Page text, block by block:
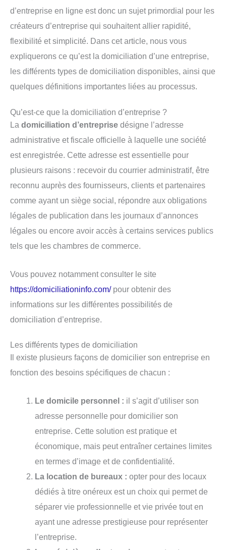
d’entreprise en ligne est donc un sujet primordial pour les
créateurs d’entreprise qui souhaitent allier rapidité,
flexibilité et simplicité. Dans cet article, nous vous
expliquerons ce qu’est la domiciliation d’une entreprise,
les différents types de domiciliation disponibles, ainsi que
quelques définitions importantes liées au processus.
Qu’est-ce que la domiciliation d’entreprise ?
La domiciliation d’entreprise désigne l’adresse
administrative et fiscale officielle à laquelle une société
est enregistrée. Cette adresse est essentielle pour
plusieurs raisons : recevoir du courrier administratif, être
reconnu auprès des fournisseurs, clients et partenaires
comme ayant un siège social, répondre aux obligations
légales de publication dans les journaux d’annonces
légales ou encore avoir accès à certains services publics
tels que les chambres de commerce.
Vous pouvez notamment consulter le site
https://domiciliationinfo.com/pour obtenir des
informations sur les différentes possibilités de
domiciliation d’entreprise.
Les différents types de domiciliation
Il existe plusieurs façons de domicilier son entreprise en
fonction des besoins spécifiques de chacun :
Le domicile personnel : il s’agit d’utiliser son
adresse personnelle pour domicilier son
entreprise. Cette solution est pratique et
économique, mais peut entraîner certaines limites
en termes d’image et de confidentialité.
La location de bureaux : opter pour des locaux
dédiés à titre onéreux est un choix qui permet de
séparer vie professionnelle et vie privée tout en
ayant une adresse prestigieuse pour représenter
l’entreprise.